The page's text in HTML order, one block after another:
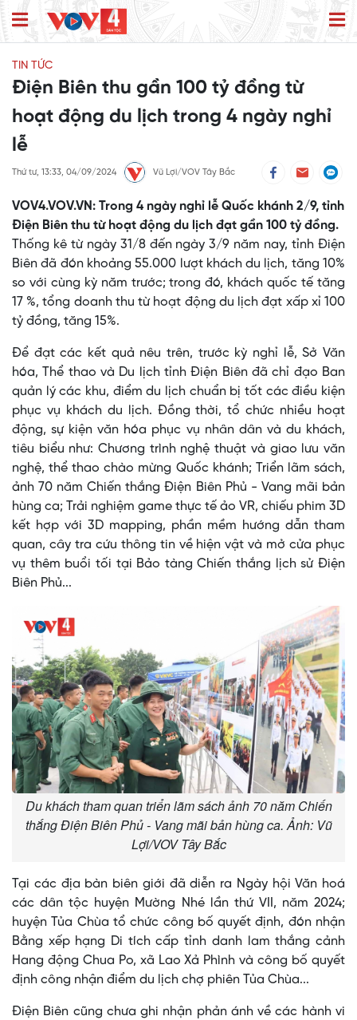
TIN TỨC
Điện Biên thu gần 100 tỷ đồng từ
hoạt động du lịch trong 4 ngày nghỉ
lễ
Thứ tư, 13:33, 04/09/2024 Vũ Lợi/VOV Tây Bắc
VOV4.VOV.VN: Trong 4 ngày nghỉ lễ Quốc khánh 2/9, tỉnh
Điện Biên thu từ hoạt động du lịch đạt gần 100 tỷ đồng.
Thống kê từ ngày 31/8 đến ngày 3/9 năm nay, tỉnh Điện
Biên đã đón khoảng 55.000 lượt khách du lịch, tăng 10%
so với cùng kỳ năm trước; trong đó, khách quốc tế tăng
17 %, tổng doanh thu từ hoạt động du lịch đạt xấp xỉ 100
tỷ đồng, tăng 15%.
Để đạt các kết quả nêu trên, trước kỳ nghỉ lễ, Sở Văn
hóa, Thể thao và Du lịch tỉnh Điện Biên đã chỉ đạo Ban
quản lý các khu, điểm du lịch chuẩn bị tốt các điều kiện
phục vụ khách du lịch. Đồng thời, tổ chức nhiều hoạt
động, sự kiện văn hóa phục vụ nhân dân và du khách,
tiêu biểu như: Chương trình nghệ thuật và giao lưu văn
nghệ, thể thao chào mừng Quốc khánh; Triển lãm sách,
ảnh 70 năm Chiến thắng Điện Biên Phủ - Vang mãi bản
hùng ca; Trải nghiệm game thực tế ảo VR, chiếu phim 3D
kết hợp với 3D mapping, phần mềm hướng dẫn tham
quan, cây tra cứu thông tin về hiện vật và mở cửa phục
vụ thêm buổi tối tại Bảo tàng Chiến thắng lịch sử Điện
Biên Phủ...
Du khách tham quan triển lãm sách ảnh 70 năm Chiến
thắng Điện Biên Phủ - Vang mãi bản hùng ca. Ảnh: Vũ
Lợi/VOV Tây Bắc
Tại các địa bàn biên giới đã diễn ra Ngày hội Văn hoá
các dân tộc huyện Mường Nhé lần thứ VII, năm 2024;
huyện Tủa Chùa tổ chức công bố quyết định, đón nhận
Bằng xếp hạng Di tích cấp tỉnh danh lam thắng cảnh
Hang động Chua Po, xã Lao Xả Phình và công bố quyết
định công nhận điểm du lịch chợ phiên Tủa Chùa...
Điện Biên cũng chưa ghi nhận phản ánh về các hành vi